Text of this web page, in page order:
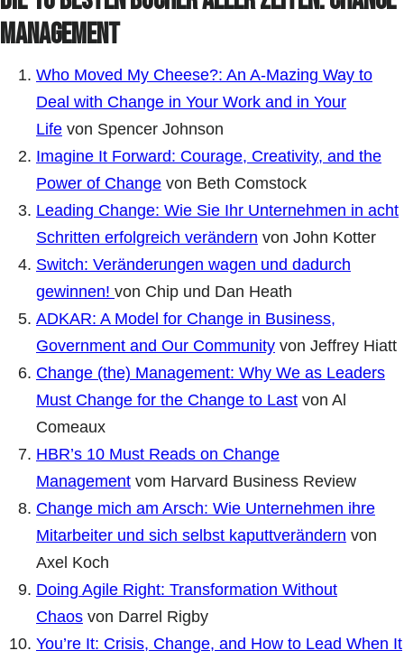
Management
Who Moved My Cheese?: An A-Mazing Way to
Deal with Change in Your Work and in Your
Life von Spencer Johnson
Imagine It Forward: Courage, Creativity, and the
Power of Change von Beth Comstock
Leading Change: Wie Sie Ihr Unternehmen in acht
Schritten erfolgreich verändern von John Kotter
Switch: Veränderungen wagen und dadurch
gewinnen! von Chip und Dan Heath
ADKAR: A Model for Change in Business,
Government and Our Community von Jeffrey Hiatt
Change (the) Management: Why We as Leaders
Must Change for the Change to Last von Al
Comeaux
HBR’s 10 Must Reads on Change
Management vom Harvard Business Review
Change mich am Arsch: Wie Unternehmen ihre
Mitarbeiter und sich selbst kaputtverändern von
Axel Koch
Doing Agile Right: Transformation Without
Chaos von Darrel Rigby
You’re It: Crisis, Change, and How to Lead When It